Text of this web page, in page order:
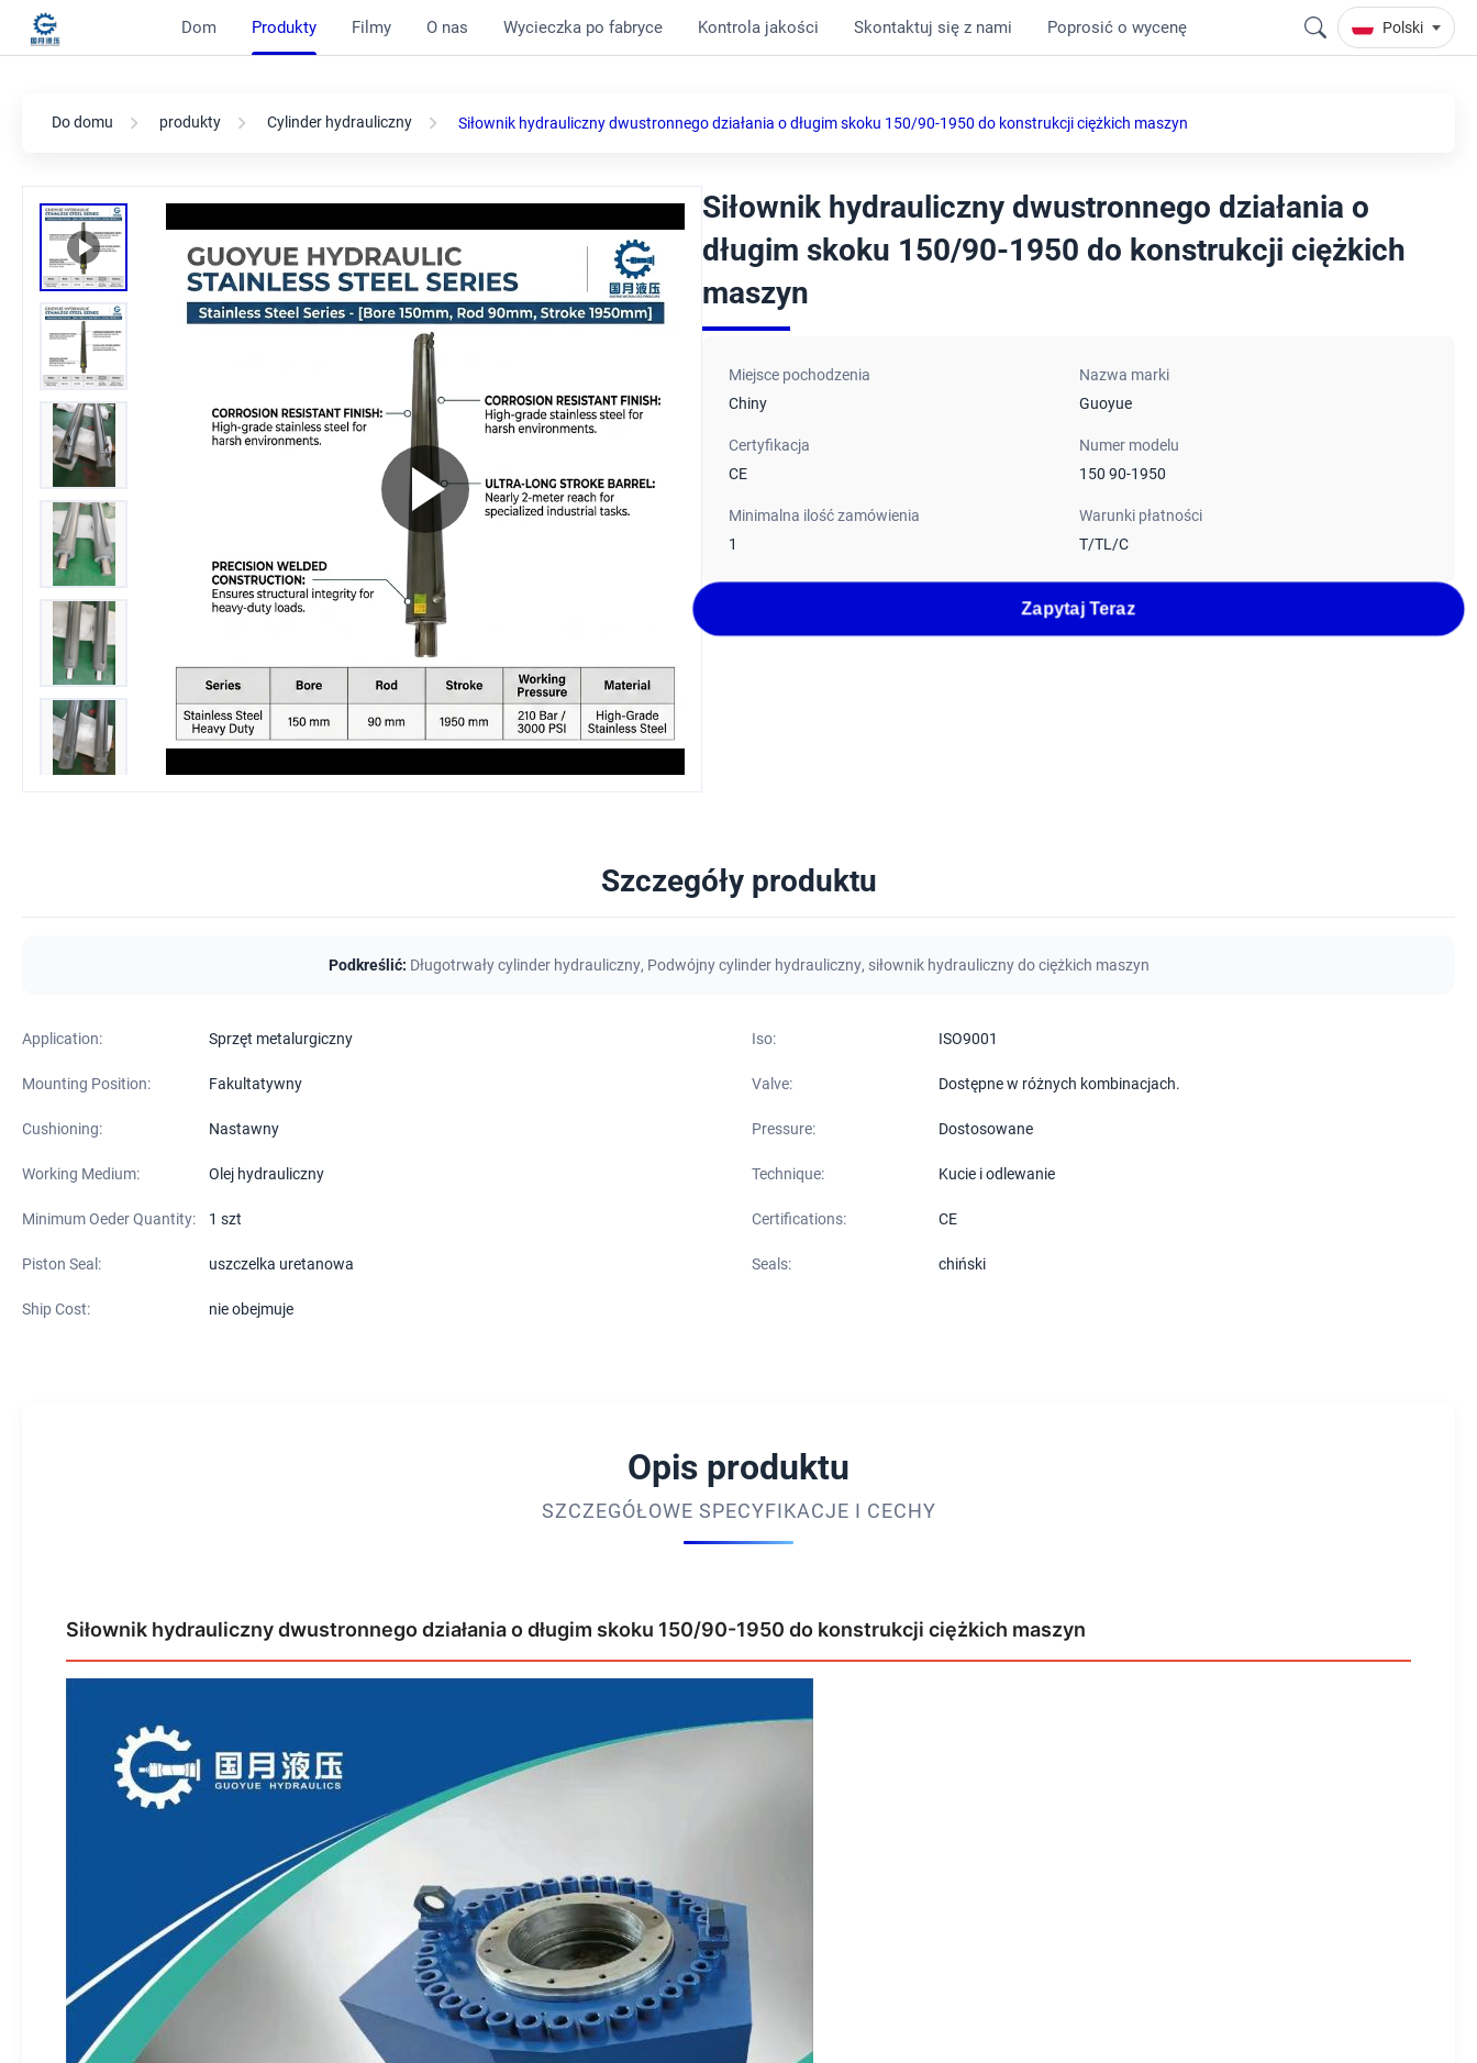
Dom Produkty Filmy O nas Wycieczka po fabryce Kontrola jakości Skontaktuj się z nami Poprosić o wycenę Polski
Do domu produkty Cylinder hydrauliczny Siłownik hydrauliczny dwustronnego działania o długim skoku 150/90-1950 do konstrukcji ciężkich maszyn
Siłownik hydrauliczny dwustronnego działania o
długim skoku 150/90-1950 do konstrukcji ciężkich
maszyn
Miejsce pochodzenia
Chiny
Nazwa marki
Guoyue
Certyfikacja
CE
Numer modelu
150 90-1950
Minimalna ilość zamówienia
1
Warunki płatności
T/TL/C
Zapytaj Teraz
Szczegóły produktu
Podkreślić: Długotrwały cylinder hydrauliczny, Podwójny cylinder hydrauliczny, siłownik hydrauliczny do ciężkich maszyn
Application: Sprzęt metalurgiczny Iso: ISO9001
Mounting Position: Fakultatywny Valve: Dostępne w różnych kombinacjach.
Cushioning: Nastawny Pressure: Dostosowane
Working Medium: Olej hydrauliczny Technique: Kucie i odlewanie
Minimum Oeder Quantity: 1 szt Certifications: CE
Piston Seal: uszczelka uretanowa Seals: chiński
Ship Cost: nie obejmuje
Opis produktu
SZCZEGÓŁOWE SPECYFIKACJE I CECHY
Siłownik hydrauliczny dwustronnego działania o długim skoku 150/90-1950 do konstrukcji ciężkich maszyn